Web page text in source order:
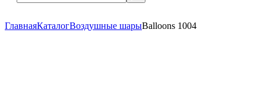
ГлавнаяКаталогВоздушные шарыBalloons 1004